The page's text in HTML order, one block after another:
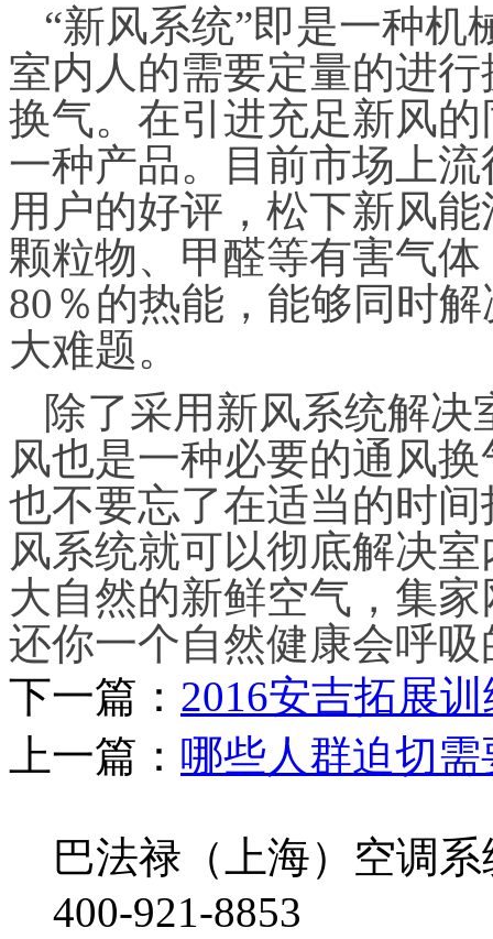
“新风系统”即是一种
室内人的需要定量的进
换气。在引进充足新风
一种产品。目前市场上
用户的好评，松下新风
颗粒物、甲醛等有害气
80％的热能，能够同时
大难题。
除了采用新风系统解
风也是一种必要的通风
也不要忘了在适当的时
风系统就可以彻底解决
大自然的新鲜空气，集
还你一个自然健康会呼吸
下一篇： 2016安吉拓展
上一篇： 哪些人群迫切
巴法禄（上海）空调
400-921-8853